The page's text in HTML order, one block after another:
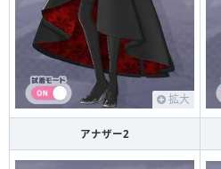
拡大
アナザー2